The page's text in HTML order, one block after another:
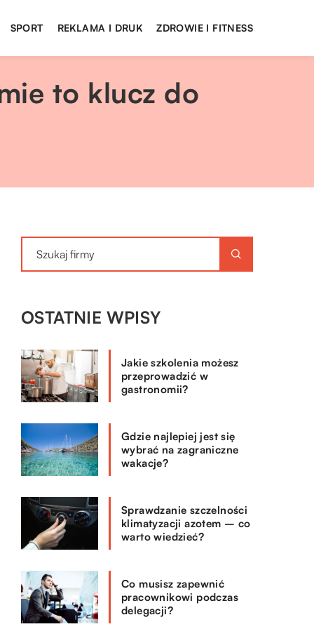
SPORT REKLAMA I DRUK ZDROWIE I FITNESS
to klucz do
OSTATNIE WPISY
Jakie szkolenia możesz
przeprowadzić w
gastronomii?
Gdzie najlepiej jest się
wybrać na zagraniczne
wakacje?
Sprawdzanie szczelności
klimatyzacji azotem – co
warto wiedzieć?
Co musisz zapewnić
pracownikowi podczas
delegacji?